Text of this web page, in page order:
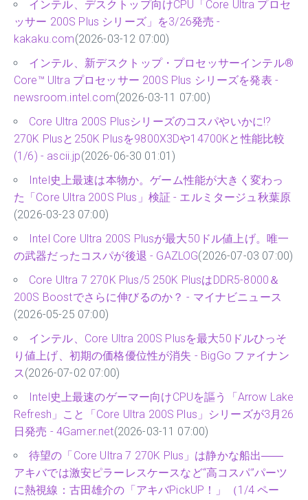
インテル、デスクトップ向けCPU「Core Ultra プロセ
ッサー 200S Plus シリーズ」を3/26発売 -
kakaku.com(2026-03-12 07:00)
インテル、新デスクトップ・プロセッサーインテル®
Core™ Ultra プロセッサー 200S Plus シリーズを発表 -
newsroom.intel.com(2026-03-11 07:00)
Core Ultra 200S Plusシリーズのコスパやいかに!?
270K Plusと250K Plusを9800X3Dや14700Kと性能比較
(1/6) - ascii.jp(2026-06-30 01:01)
Intel史上最速は本物か。ゲーム性能が大きく変わっ
た「Core Ultra 200S Plus」検証 - エルミタージュ秋葉原
(2026-03-23 07:00)
Intel Core Ultra 200S Plusが最大50ドル値上げ。唯一
の武器だったコスパが後退 - GAZLOG(2026-07-03 07:00)
Core Ultra 7 270K Plus/5 250K PlusはDDR5-8000＆
200S Boostでさらに伸びるのか？ - マイナビニュース
(2026-05-25 07:00)
インテル、Core Ultra 200S Plusを最大50ドルひっそ
り値上げ、初期の価格優位性が消失 - BigGo ファイナン
ス(2026-07-02 07:00)
Intel史上最速のゲーマー向けCPUを謳う「Arrow Lake
Refresh」こと「Core Ultra 200S Plus」シリーズが3月26
日発売 - 4Gamer.net(2026-03-11 07:00)
待望の「Core Ultra 7 270K Plus」は静かな船出――
アキバでは激安ピラーレスケースなど“高コスパ”パーツ
に熱視線：古田雄介の「アキバPickUP！」（1/4 ペー